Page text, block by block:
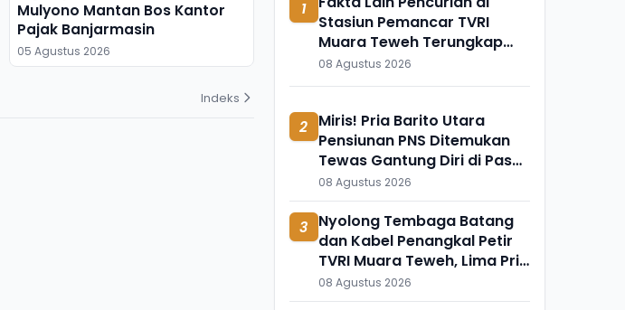
Mulyono Mantan Bos Kantor
Pajak Banjarmasin
05 Agustus 2026
Ngaji Cabuli Pelajar Dicokok
Polres Sukabumi di Banten
03 Agustus 2026
Indeks
1
Stasiun Pemancar TVRI
Muara Teweh Terungkap
Berkat Rekaman CCTV
08 Agustus 2026
2 Miris! Pria Barito Utara
Pensiunan PNS Ditemukan
Tewas Gantung Diri di Pasar
Subuh Ampah
08 Agustus 2026
3 Nyolong Tembaga Batang
dan Kabel Penangkal Petir
TVRI Muara Teweh, Lima Pria
Ini Diringkus Polisi
08 Agustus 2026